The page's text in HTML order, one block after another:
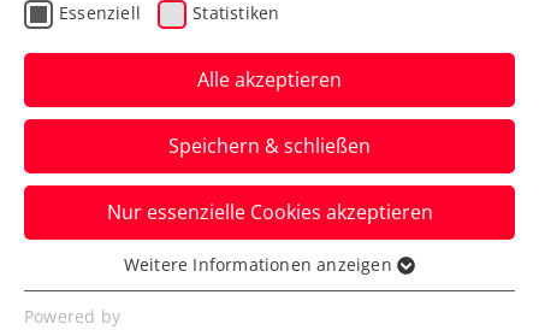
Erste Bank Open: Starker
Miedler greift nach 3.
Wien-Coup
Das ÖTV-Ass steht mit Partner Francisco
Cabral erneut im Finale des ATP-500-
Doppelbewerbs.
Verfasst von: Manuel Wachta, 25.10.2025
Essenziell Statistiken
Alle akzeptieren
Speichern & schließen
Nur essenzielle Cookies akzeptieren
Essenziell
Essenzielle Cookies werden für grundlegende
Weitere Informationen anzeigen
Powered by